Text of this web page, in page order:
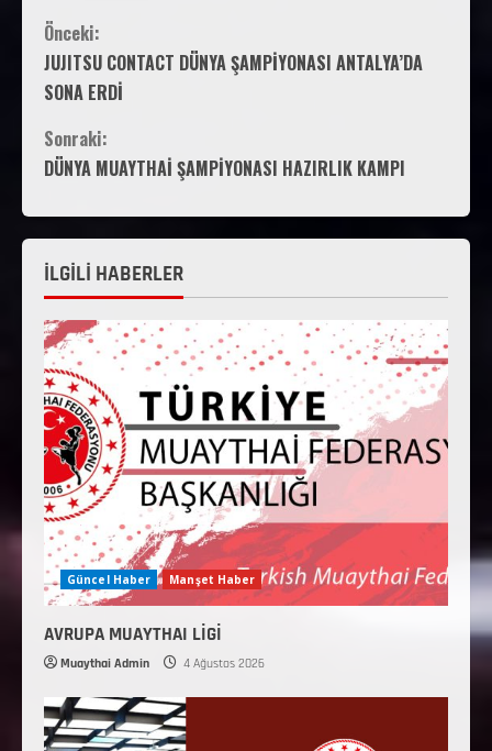
Önceki:
JUJITSU CONTACT DÜNYA ŞAMPİYONASI ANTALYA’DA
SONA ERDİ
Sonraki:
DÜNYA MUAYTHAİ ŞAMPİYONASI HAZIRLIK KAMPI
İLGİLİ HABERLER
Güncel Haber Manşet Haber
AVRUPA MUAYTHAI LİGİ
Muaythai Admin 4 Ağustos 2026